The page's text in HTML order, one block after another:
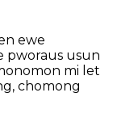
ewe
pworaus usun
mi let
chomong